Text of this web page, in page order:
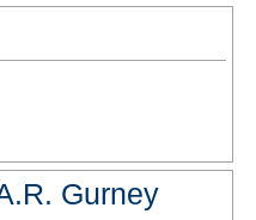
Gurney